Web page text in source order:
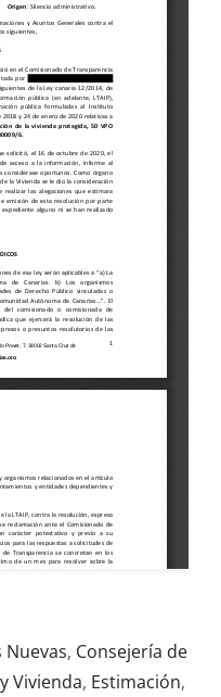
Nuevas, Consejería de
Vivienda, Estimación,